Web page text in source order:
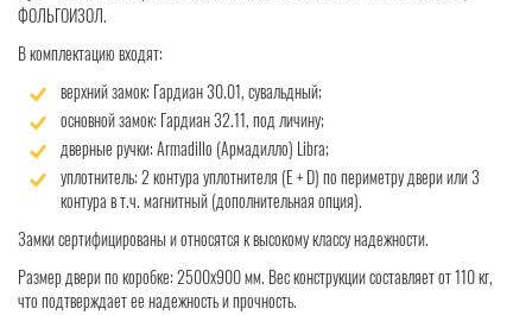
ФОЛЬГОИЗОЛ.
В комплектацию входят:
верхний замок: Гардиан 30.01, сувальдный;
основной замок: Гардиан 32.11, под личину;
дверные ручки: Armadillo (Армадилло) Libra;
уплотнитель: 2 контура уплотнителя (Е + D) по периметру двери или 3
контура в т.ч. магнитный (дополнительная опция).
Замки сертифицированы и относятся к высокому классу надежности.
Размер двери по коробке: 2500x900 мм. Вес конструкции составляет от 110 кг,
что подтверждает ее надежность и прочность.